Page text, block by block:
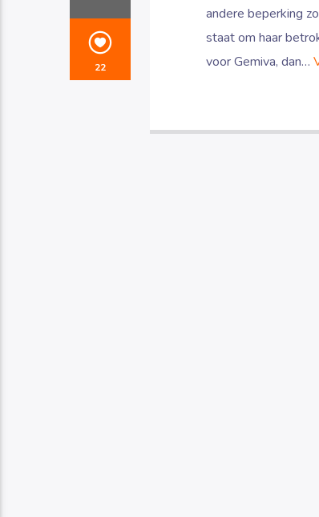
22
andere beperking
staat om haar
voor Gemiva, dan…